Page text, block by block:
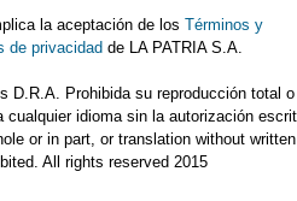
la aceptación de losTérminos y
de privacidad de LA PATRIA S.A.
D.R.A. Prohibida su reproducción total o
idioma sin la autorización
or in part, or translation without written
All rights reserved 2015